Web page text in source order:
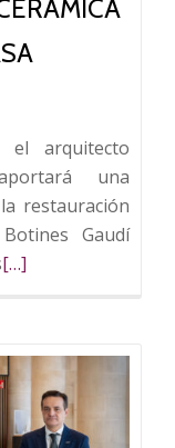
arquitecto
una
restauración
Gaudí
Leer
Botines
explica
las
[…]